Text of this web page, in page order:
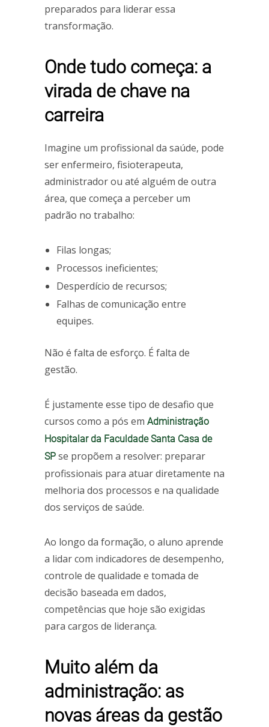
preparados para liderar essa
transformação.
Onde tudo começa: a
virada de chave na
carreira
Imagine um profissional da saúde, pode
ser enfermeiro, fisioterapeuta,
administrador ou até alguém de outra
área, que começa a perceber um
padrão no trabalho:
Filas longas;
Processos ineficientes;
Desperdício de recursos;
Falhas de comunicação entre
equipes.
Não é falta de esforço. É falta de
gestão.
É justamente esse tipo de desafio que
cursos como a pós em Administração
Hospitalar da Faculdade Santa Casa de
SP se propõem a resolver: preparar
profissionais para atuar diretamente na
melhoria dos processos e na qualidade
dos serviços de saúde.
Ao longo da formação, o aluno aprende
a lidar com indicadores de desempenho,
controle de qualidade e tomada de
decisão baseada em dados,
competências que hoje são exigidas
para cargos de liderança.
Muito além da
administração: as
novas áreas da gestão